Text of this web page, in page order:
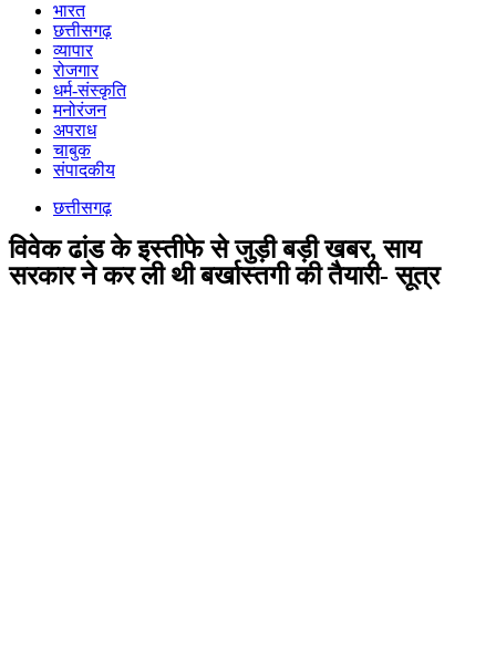
भारत
छत्तीसगढ़
व्यापार
रोजगार
धर्म-संस्कृति
मनोरंजन
अपराध
चाबुक
संपादकीय
छत्तीसगढ़
विवेक ढांड के इस्तीफे से जुड़ी बड़ी खबर, साय
सरकार ने कर ली थी बर्खास्तगी की तैयारी- सूत्र